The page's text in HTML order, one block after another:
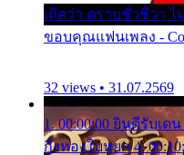
เถิดว่า ตราบชั่วชีวา
ขอบคุณแฟนเพลง -
32 views • 31.07.2569
1. 00:00:00 ยินดีรับเด
กิ่งทองใบหยก 4.